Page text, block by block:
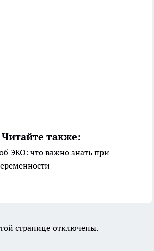
Читайте также:
ЭКО: что важно знать при
странице отключены.